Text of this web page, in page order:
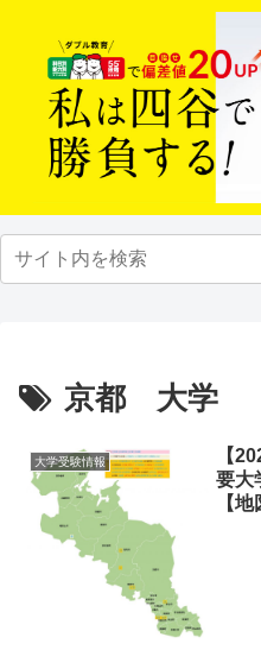
京都 大学
大学受験情報
【
要大
【